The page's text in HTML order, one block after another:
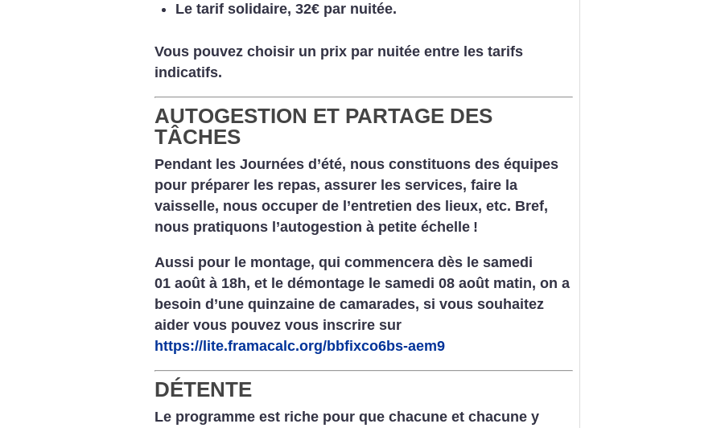
Le tarif solidaire, 32€ par nuitée.
Vous pouvez choisir un prix par nuitée entre les tarifs
indicatifs.
AUTOGESTION ET PARTAGE DES
TÂCHES
Pendant les Journées d’été, nous constituons des équipes
pour préparer les repas, assurer les services, faire la
vaisselle, nous occuper de l’entretien des lieux, etc. Bref,
nous pratiquons l’autogestion à petite échelle !
Aussi pour le montage, qui commencera dès le samedi
01 août à 18h, et le démontage le samedi 08 août matin, on a
besoin d’une quinzaine de camarades, si vous souhaitez
aider vous pouvez vous inscrire sur
https://lite.framacalc.org/bbfixco6bs-aem9
DÉTENTE
Le programme est riche pour que chacune et chacune y